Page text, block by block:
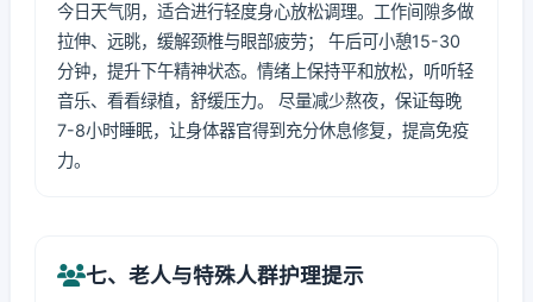
今日天气阴，适合进行轻度身心放松调理。工作间隙多做
拉伸、远眺，缓解颈椎与眼部疲劳； 午后可小憩15-30
分钟，提升下午精神状态。情绪上保持平和放松，听听轻
音乐、看看绿植，舒缓压力。 尽量减少熬夜，保证每晚
7-8小时睡眠，让身体器官得到充分休息修复，提高免疫
力。
七、老人与特殊人群护理提示